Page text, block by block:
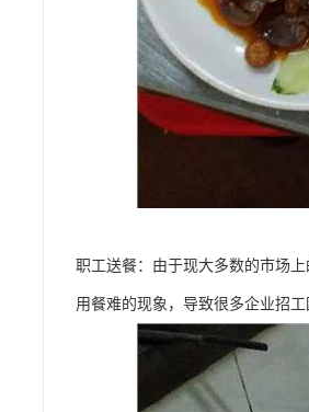
职工送餐：由于现大多数的市场
用餐难的现象，导致很多企业招